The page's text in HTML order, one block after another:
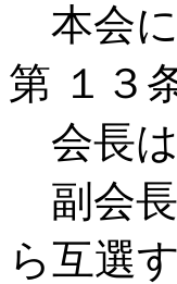
本会に
第 １３
会長は
副会長
ら互選